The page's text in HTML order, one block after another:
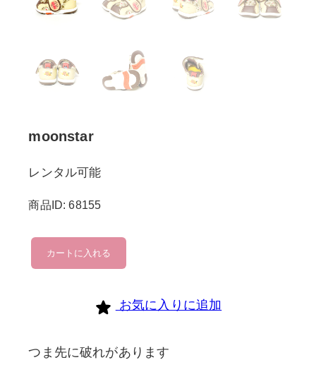
moonstar
レンタル可能
商品ID: 68155
moonstar
個
カートに入れる
お気に入りに追加
つま先に破れがあります